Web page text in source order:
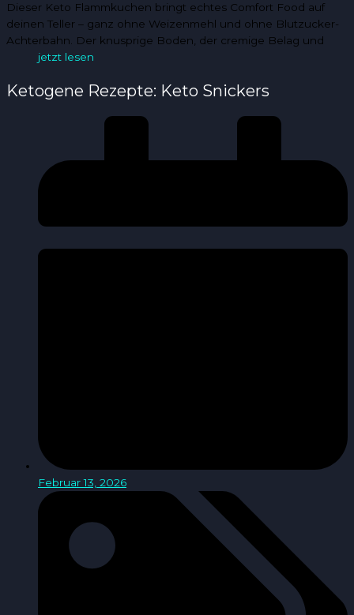
Dieser Keto Flammkuchen bringt echtes Comfort Food auf
deinen Teller – ganz ohne Weizenmehl und ohne Blutzucker-
Achterbahn. Der knusprige Boden, der cremige Belag und
jetzt lesen
Ketogene Rezepte: Keto Snickers
Februar 13, 2026